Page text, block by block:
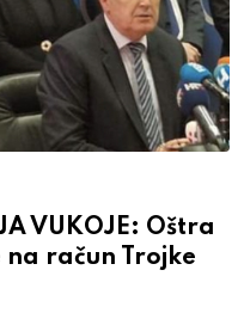
VUKOJE: Oštra
račun Trojke